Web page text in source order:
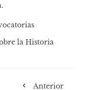
la Historia
Anterior